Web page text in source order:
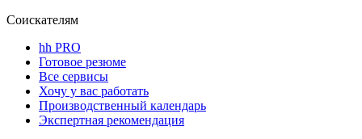
Соискателям
hh PRO
Готовое резюме
Все сервисы
Хочу у вас работать
Производственный календарь
Экспертная рекомендация